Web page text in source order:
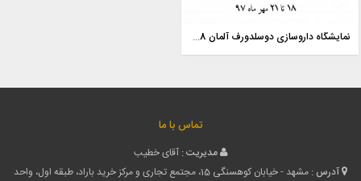
نمایشگاه داروسازی دوسلدورف آلمان 2018 EXPOPHARM
تماس با ما
مدیریت : آقای خطیب
آدرس :
مشهد - خیابان کوهسنگی 15، مجتمع تجاری و مرکز خرید باراد، طبقه اول، واحد